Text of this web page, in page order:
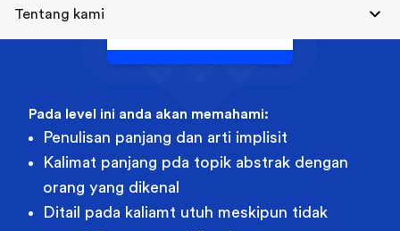
Tentang kami
Pada level ini anda akan memahami:
Penulisan panjang dan arti implisit
Kalimat panjang pda topik abstrak dengan
orang yang dikenal
Ditail pada kaliamt utuh meskipun tidak